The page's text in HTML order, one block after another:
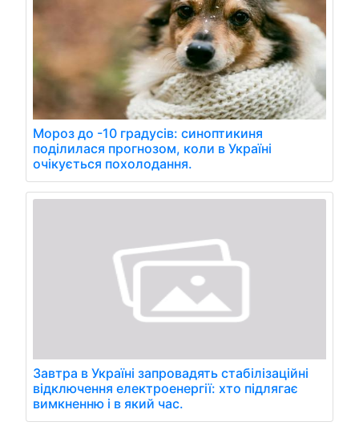
Мороз до -10 градусів: синоптикиня
поділилася прогнозом, коли в Україні
очікується похолодання.
Завтра в Україні запровадять стабілізаційні
відключення електроенергії: хто підлягає
вимкненню і в який час.